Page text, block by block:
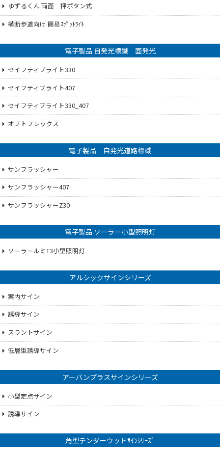
ゆずるくん 両面 押ボタン式
横断歩道向け 簡易ｽﾎﾟｯﾄﾗｲﾄ
電子製品 自発光標識 面発光
セイフティブライト330
セイフティブライト407
セイフティブライト330_407
オプトフレックス
電子製品 自発光道路標識
サンフラッシャー
サンフラッシャー407
サンフラッシャーZ30
電子製品 ソーラー小型照明灯
ソーラールミT3小型照明灯
アルシックサインシリーズ
案内サイン
誘導サイン
スラントサイン
低層型誘導サイン
アーバンプラスサインシリーズ
小型定点サイン
誘導サイン
角型テンダーウッドｻｲﾝｼﾘｰｽﾞ